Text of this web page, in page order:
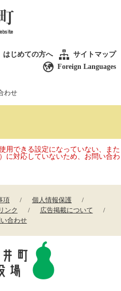
はじめての方へ
サイトマップ
Foreign Languages
わせ
用できる設定になっていない、また
に対応していないため、お問い合わ
項
個人情報保護
ンク
広告掲載について
合わせ